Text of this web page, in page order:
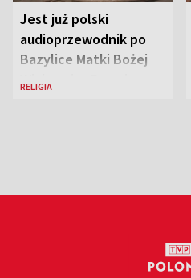
Jest już polski
audioprzewodnik po
Bazylice Matki Bożej
Większej w Rzymie
RELIGIA